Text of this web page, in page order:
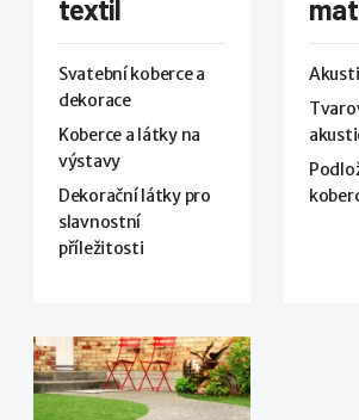
textil
Svatební koberce a
dekorace
Koberce a látky na
výstavy
Dekorační látky pro
slavnostní
příležitosti